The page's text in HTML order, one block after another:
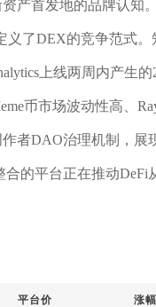
产首发地的品牌认知。
义了DEX的竞争范式
上线两周内产生
币市场波动性高、
DAO治理机制，展
的平台正在推动
平台价 涨